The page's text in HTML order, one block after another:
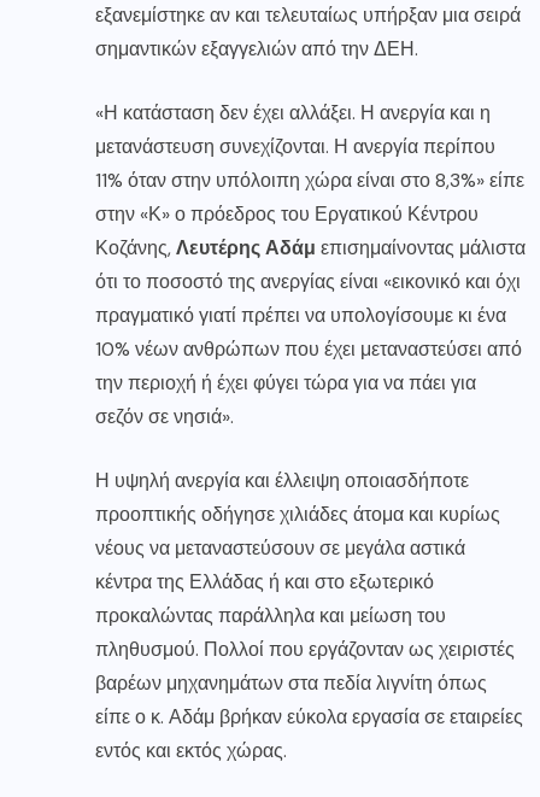
εξανεμίστηκε αν και τελευταίως υπήρξαν μια σειρά
σημαντικών εξαγγελιών από την ΔΕΗ.
«Η κατάσταση δεν έχει αλλάξει. Η ανεργία και η
μετανάστευση συνεχίζονται. Η ανεργία περίπου
11% όταν στην υπόλοιπη χώρα είναι στο 8,3%» είπε
στην «Κ» ο πρόεδρος του Εργατικού Κέντρου
Κοζάνης,Λευτέρης Αδάμ επισημαίνοντας μάλιστα
ότι το ποσοστό της ανεργίας είναι «εικονικό και όχι
πραγματικό γιατί πρέπει να υπολογίσουμε κι ένα
10% νέων ανθρώπων που έχει μεταναστεύσει από
την περιοχή ή έχει φύγει τώρα για να πάει για
σεζόν σε νησιά».
Η υψηλή ανεργία και έλλειψη οποιασδήποτε
προοπτικής οδήγησε χιλιάδες άτομα και κυρίως
νέους να μεταναστεύσουν σε μεγάλα αστικά
κέντρα της Ελλάδας ή και στο εξωτερικό
προκαλώντας παράλληλα και μείωση του
πληθυσμού. Πολλοί που εργάζονταν ως χειριστές
βαρέων μηχανημάτων στα πεδία λιγνίτη όπως
είπε ο κ. Αδάμ βρήκαν εύκολα εργασία σε εταιρείες
εντός και εκτός χώρας.